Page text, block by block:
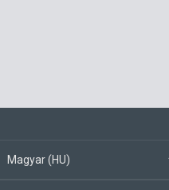
Magyar (HU)